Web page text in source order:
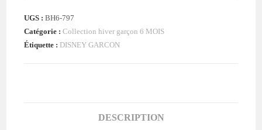
noir
Mickey
bébé
UGS :BH6-797
Catégorie :Collection hiver garçon 6 MOIS
Étiquette : DISNEY GARCON
DESCRIPTION